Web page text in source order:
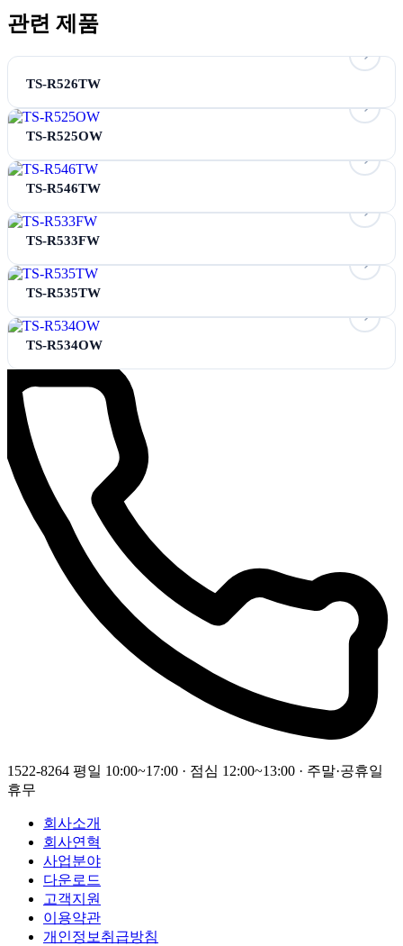
관련 제품
TS-R526TW
TS-R525OW
TS-R546TW
TS-R533FW
TS-R535TW
TS-R534OW
1522-8264 평일 10:00~17:00 · 점심 12:00~13:00 · 주말·공휴일
휴무
회사소개
회사연혁
사업분야
다운로드
고객지원
이용약관
개인정보취급방침